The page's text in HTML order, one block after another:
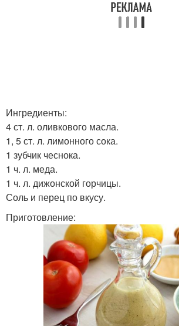
Ингредиенты:
4 ст. л. оливкового масла.
1, 5 ст. л. лимонного сока.
1 зубчик чеснока.
1 ч. л. меда.
1 ч. л. дижонской горчицы.
Соль и перец по вкусу.
Приготовление: